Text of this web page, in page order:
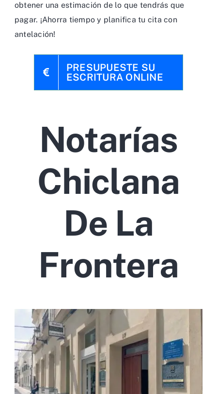
obtener una estimación de lo que tendrás que
pagar. ¡Ahorra tiempo y planifica tu cita con
antelación!
PRESUPUESTE SU
ESCRITURA ONLINE
Notarías
Chiclana
De La
Frontera